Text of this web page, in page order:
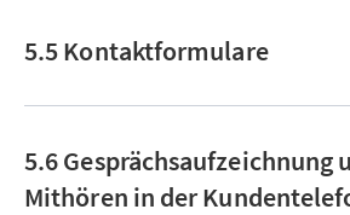
5.5 Kontaktformulare
5.6 Gesprächsaufzeichnung
Mithören in der